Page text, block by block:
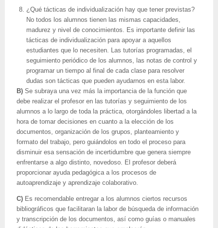
¿Qué tácticas de individualización hay que tener previstas?
No todos los alumnos tienen las mismas capacidades,
madurez y nivel de conocimientos. Es importante definir las
tácticas de individualización para apoyar a aquellos
estudiantes que lo necesiten. Las tutorías programadas, el
seguimiento periódico de los alumnos, las notas de control y
programar un tiempo al final de cada clase para resolver
dudas son tácticas que pueden ayudarnos en esta labor.
B) Se subraya una vez más la importancia de la función que
debe realizar el profesor en las tutorías y seguimiento de los
alumnos a lo largo de toda la práctica, otorgándoles libertad a la
hora de tomar decisiones en cuanto a la elección de los
documentos, organización de los grupos, planteamiento y
formato del trabajo, pero guiándolos en todo el proceso para
disminuir esa sensación de incertidumbre que genera siempre
enfrentarse a algo distinto, novedoso. El profesor deberá
proporcionar ayuda pedagógica a los procesos de
autoaprendizaje y aprendizaje colaborativo.
C) Es recomendable entregar a los alumnos ciertos recursos
bibliográficos que facilitaran la labor de búsqueda de información
y transcripción de los documentos, así como guías o manuales